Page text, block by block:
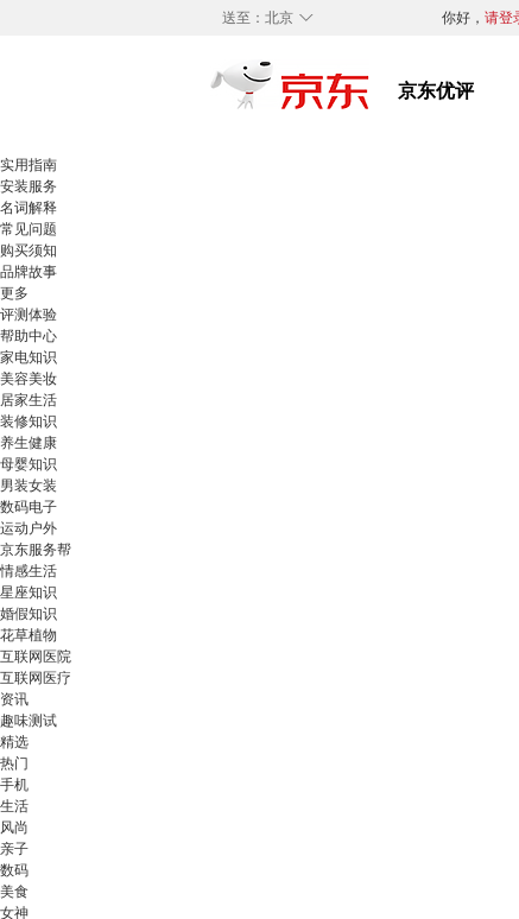
◇
送至： 北京 你好， 请登
实用指南
安装服务
名词解释
常见问题
购买须知
品牌故事
更多
评测体验
帮助中心
家电知识
美容美妆
居家生活
装修知识
养生健康
母婴知识
男装女装
数码电子
运动户外
京东服务帮
情感生活
星座知识
婚假知识
花草植物
互联网医院
互联网医疗
资讯
趣味测试
精选
热门
手机
生活
风尚
亲子
数码
美食
女神